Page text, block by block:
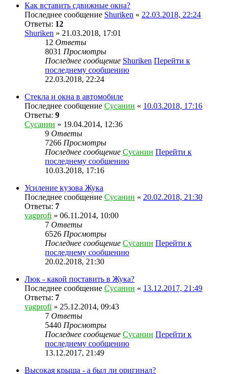
Как вставить сдвижные окна?
Последнее сообщение Shuriken « 22.03.2018, 22:24
Ответы: 12
Shuriken » 21.03.2018, 17:01
12 Ответы
8031 Просмотры
Последнее сообщение Shuriken Перейти к
последнему сообщению
22.03.2018, 22:24
Стекла и окна в автомобиле
Последнее сообщение Сусанин « 10.03.2018, 17:16
Ответы: 9
Сусанин » 19.04.2014, 12:36
9 Ответы
7266 Просмотры
Последнее сообщение Сусанин Перейти к
последнему сообщению
10.03.2018, 17:16
Усиление кузова Жука
Последнее сообщение Сусанин « 20.02.2018, 21:30
Ответы: 7
vagprofi » 06.11.2014, 10:00
7 Ответы
6526 Просмотры
Последнее сообщение Сусанин Перейти к
последнему сообщению
20.02.2018, 21:30
Люк - какой поставить в Жука?
Последнее сообщение Сусанин « 13.12.2017, 21:49
Ответы: 7
vagprofi » 25.12.2014, 09:43
7 Ответы
5440 Просмотры
Последнее сообщение Сусанин Перейти к
последнему сообщению
13.12.2017, 21:49
Высокая крыша - а был ли оригинал?